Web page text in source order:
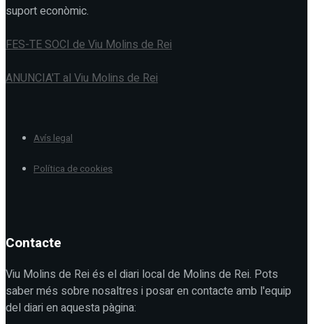
suport econòmic.
FES-TE SOCI de Viu Molins de Rei
ANUNCIA'T al Viu Molins de Rei
Avís legal
Política de cookies
Contacte
Viu Molins de Rei és el diari local de Molins de Rei. Pots
saber més sobre nosaltres i posar en contacte amb l'equip
del diari en aquesta pàgina: